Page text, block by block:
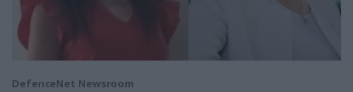
DefenceNet Newsroom